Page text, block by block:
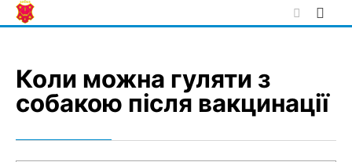
Skip
to
Коли можна гуляти з
собакою після вакцинації